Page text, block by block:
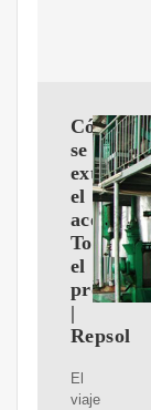
Cómo
se
extrae
el
aceite-
Todo
el
proceso
|
Repsol
El
viaje